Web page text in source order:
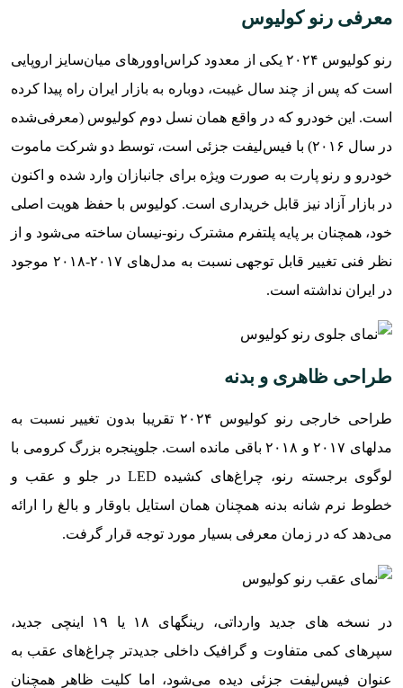
مشخصات فنی رنو کولیوس
امکانات ایمنی
ویژگی های رفاهی
مزایا و معایب
معرفی رنو کولیوس
رنو کولیوس ۲۰۲۴ یکی از معدود کراس‌اوورهای میان‌سایز اروپایی
است که پس از چند سال غیبت، دوباره به بازار ایران راه پیدا کرده
است. این خودرو که در واقع همان نسل دوم کولیوس (معرفی‌شده
در سال ۲۰۱۶) با فیس‌لیفت جزئی است، توسط دو شرکت ماموت
خودرو و رنو پارت به صورت ویژه برای جانبازان وارد شده و اکنون
در بازار آزاد نیز قابل خریداری است. کولیوس با حفظ هویت اصلی
خود، همچنان بر پایه پلتفرم مشترک رنو-نیسان ساخته می‌شود و از
نظر فنی تغییر قابل توجهی نسبت به مدل‌های ۲۰۱۷-۲۰۱۸ موجود
در ایران نداشته است.
طراحی ظاهری و بدنه
طراحی خارجی رنو کولیوس ۲۰۲۴ تقریبا بدون تغییر نسبت به
مدلهای ۲۰۱۷ و ۲۰۱۸ باقی مانده است. جلوپنجره بزرگ کرومی با
لوگوی برجسته رنو، چراغ‌های کشیده LED در جلو و عقب و
خطوط نرم شانه بدنه همچنان همان استایل باوقار و بالغ را ارائه
می‌دهد که در زمان معرفی بسیار مورد توجه قرار گرفت.
در نسخه های جدید وارداتی، رینگهای ۱۸ یا ۱۹ اینچی جدید،
سپرهای کمی متفاوت و گرافیک داخلی جدیدتر چراغ‌های عقب به
عنوان فیس‌لیفت جزئی دیده می‌شود، اما کلیت ظاهر همچنان